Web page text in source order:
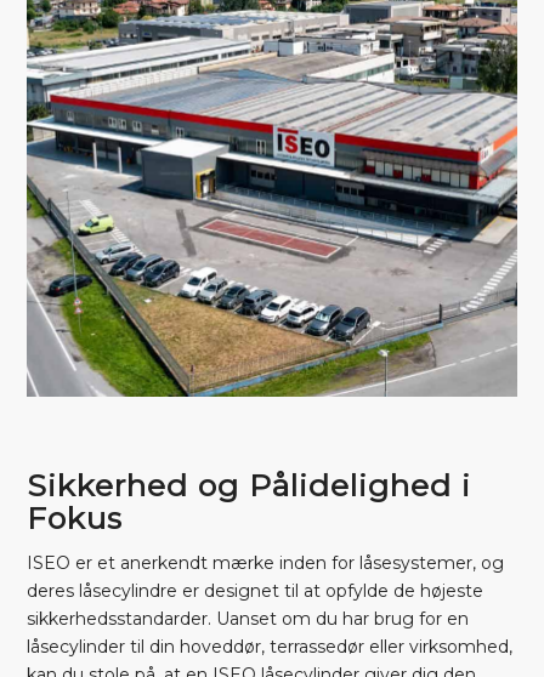
Sikkerhed og Pålidelighed i
Fokus
ISEO er et anerkendt mærke inden for låsesystemer, og
deres låsecylindre er designet til at opfylde de højeste
sikkerhedsstandarder. Uanset om du har brug for en
låsecylinder til din hoveddør, terrassedør eller virksomhed,